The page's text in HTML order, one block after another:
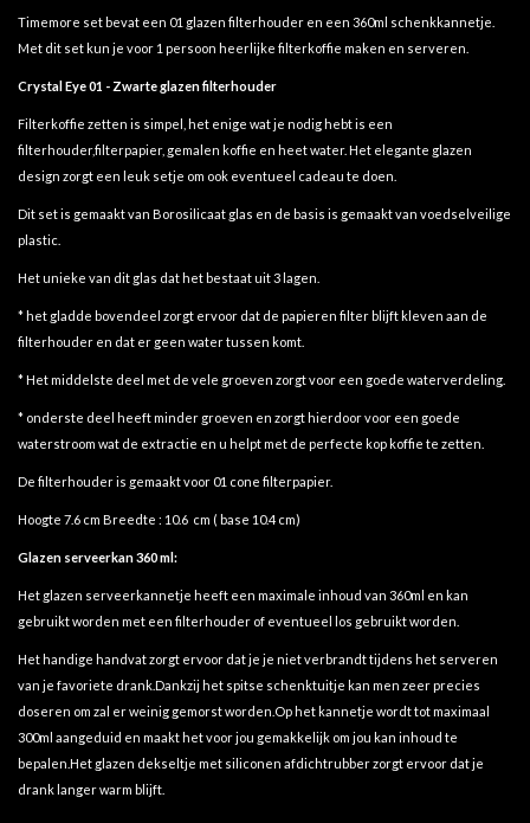
Timemore set bevat een 01 glazen filterhouder en een 360ml schenkkannetje.
Met dit set kun je voor 1 persoon heerlijke filterkoffie maken en serveren.
Crystal Eye 01 - Zwarte glazen filterhouder
Filterkoffie zetten is simpel, het enige wat je nodig hebt is een
filterhouder,filterpapier, gemalen koffie en heet water. Het elegante glazen
design zorgt een leuk setje om ook eventueel cadeau te doen.
Dit set is gemaakt van Borosilicaat glas en de basis is gemaakt van voedselveilige
plastic.
Het unieke van dit glas dat het bestaat uit 3 lagen.
* het gladde bovendeel zorgt ervoor dat de papieren filter blijft kleven aan de
filterhouder en dat er geen water tussen komt.
* Het middelste deel met de vele groeven zorgt voor een goede waterverdeling.
* onderste deel heeft minder groeven en zorgt hierdoor voor een goede
waterstroom wat de extractie en u helpt met de perfecte kop koffie te zetten.
De filterhouder is gemaakt voor 01 cone filterpapier.
Hoogte 7.6 cm Breedte : 10.6 cm ( base 10.4 cm)
Glazen serveerkan 360 ml:
Het glazen serveerkannetje heeft een maximale inhoud van 360ml en kan
gebruikt worden met een filterhouder of eventueel los gebruikt worden.
Het handige handvat zorgt ervoor dat je je niet verbrandt tijdens het serveren
van je favoriete drank.Dankzij het spitse schenktuitje kan men zeer precies
doseren om zal er weinig gemorst worden.Op het kannetje wordt tot maximaal
300ml aangeduid en maakt het voor jou gemakkelijk om jou kan inhoud te
bepalen.Het glazen dekseltje met siliconen afdichtrubber zorgt ervoor dat je
drank langer warm blijft.